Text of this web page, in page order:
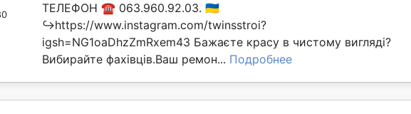
ТЕЛЕФОН ☎️ 063.960.92.03. 🇺🇦
↪️https://www.instagram.com/twinsstroi?
igsh=NG1oaDhzZmRxem43 Бажаєте красу в чистому вигляді?
Вибирайте фахівців.Ваш ремон... Подробнее